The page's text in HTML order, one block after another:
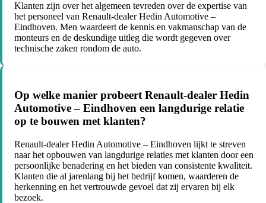
Klanten zijn over het algemeen tevreden over de expertise van
het personeel van Renault-dealer Hedin Automotive –
Eindhoven. Men waardeert de kennis en vakmanschap van de
monteurs en de deskundige uitleg die wordt gegeven over
technische zaken rondom de auto.
Op welke manier probeert Renault-dealer Hedin
Automotive – Eindhoven een langdurige relatie
op te bouwen met klanten?
Renault-dealer Hedin Automotive – Eindhoven lijkt te streven
naar het opbouwen van langdurige relaties met klanten door een
persoonlijke benadering en het bieden van consistente kwaliteit.
Klanten die al jarenlang bij het bedrijf komen, waarderen de
herkenning en het vertrouwde gevoel dat zij ervaren bij elk
bezoek.